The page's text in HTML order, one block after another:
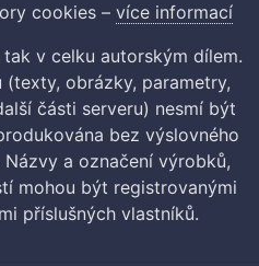
cookies – více informací
v celku autorským dílem.
obrázky, parametry,
části serveru) nesmí být
bez výslovného
a označení výrobků,
mohou být registrovanými
příslušných vlastníků.